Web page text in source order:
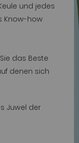
und jedes
Know-how
das Beste
denen sich
Juwel der